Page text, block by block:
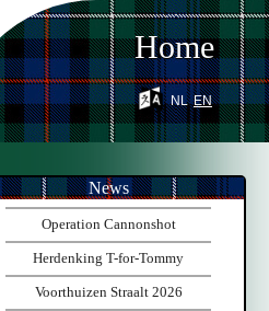
Home
nl en
News
Operation Cannonshot
Herdenking T-for-Tommy
Voorthuizen Straalt 2026